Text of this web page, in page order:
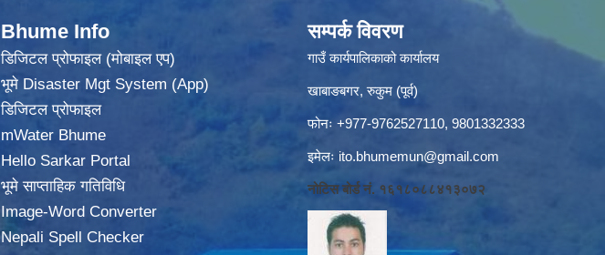
Bhume Info
डिजिटल प्रोफाइल (मोबाइल एप)
भूमे Disaster Mgt System (App)
डिजिटल प्रोफाइल
mWater Bhume
Hello Sarkar Portal
भूमे साप्ताहिक गतिविधि
Image-Word Converter
Nepali Spell Checker
सम्पर्क विवरण
गाउँ कार्यपालिकाको कार्यालय
खाबाङबगर, रुकुम (पूर्व)
फोनः +977-9762527110, 9801332333
इमेलः ito.bhumemun@gmail.com
नोटिस बोर्ड नं. १६१८०८८४१३०७२